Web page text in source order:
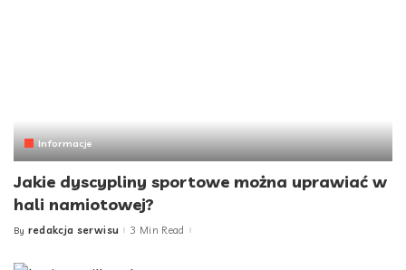
Informacje
Jakie dyscypliny sportowe można uprawiać w
hali namiotowej?
Posted
By redakcja serwisu 3 Min Read